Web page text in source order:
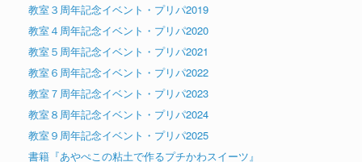
教室３周年記念イベント・プリパ2019
教室４周年記念イベント・プリパ2020
教室５周年記念イベント・プリパ2021
教室６周年記念イベント・プリパ2022
教室７周年記念イベント・プリパ2023
教室８周年記念イベント・プリパ2024
教室９周年記念イベント・プリパ2025
書籍『あやぺこの粘土で作るプチかわスイーツ』